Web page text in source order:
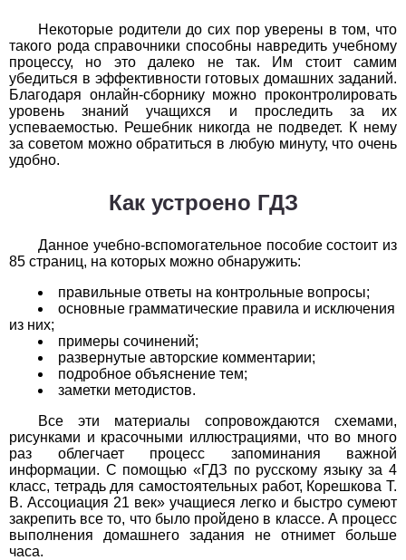
2 3 4 5 6 7 8 9 10
11
Физика
1
2 3 4 5 6 7 8 9 10
11
Французский язык
Химия
1
2 3 4 5 6 7 8 9 10
11
Черчение
1
6
Экология
Экономика
1
2 3 4 5 6 7 8 9 10 11
Некоторые родители до сих пор уверены в том, что
такого рода справочники способны навредить учебному
процессу, но это далеко не так. Им стоит самим
убедиться в эффективности готовых домашних заданий.
Благодаря онлайн-сборнику можно проконтролировать
уровень знаний учащихся и проследить за их
успеваемостью. Решебник никогда не подведет. К нему
за советом можно обратиться в любую минуту, что очень
удобно.
Как устроено ГДЗ
Данное учебно-вспомогательное пособие состоит из
85 страниц, на которых можно обнаружить:
правильные ответы на контрольные вопросы;
основные грамматические правила и исключения
из них;
примеры сочинений;
развернутые авторские комментарии;
подробное объяснение тем;
заметки методистов.
Все эти материалы сопровождаются схемами,
рисунками и красочными иллюстрациями, что во много
раз облегчает процесс запоминания важной
информации. С помощью «ГДЗ по русскому языку за 4
класс, тетрадь для самостоятельных работ, Корешкова Т.
В. Ассоциация 21 век» учащиеся легко и быстро сумеют
закрепить все то, что было пройдено в классе. А процесс
выполнения домашнего задания не отнимет больше
часа.